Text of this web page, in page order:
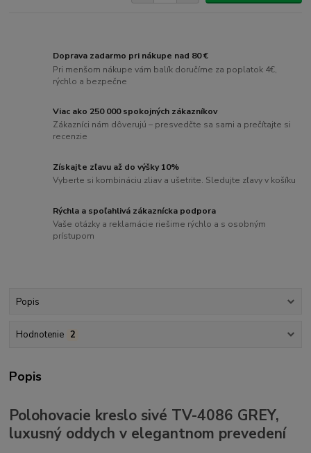
Doprava zadarmo pri nákupe nad 80 €
Pri menšom nákupe vám balík doručíme za poplatok 4€,
rýchlo a bezpečne
Viac ako 250 000 spokojných zákazníkov
Zákazníci nám dôverujú – presvedčte sa sami a prečítajte si
recenzie
Získajte zľavu až do výšky 10%
Vyberte si kombináciu zliav a ušetrite. Sledujte zľavy v košíku
Rýchla a spoľahlivá zákaznícka podpora
Vaše otázky a reklamácie riešime rýchlo a s osobným
prístupom
Popis
Hodnotenie 2
Popis
Polohovacie kreslo sivé TV-4086 GREY,
luxusný oddych v elegantnom prevedení